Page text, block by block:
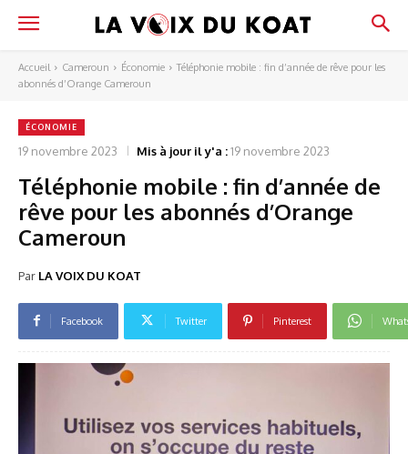
Accueil Cameroun Économie
Téléphonie mobile : fin d’année de rêve pour les
abonnés d’Orange Cameroun
ÉCONOMIE
19 novembre 2023 Mis à jour il y'a :19 novembre 2023
Téléphonie mobile : fin d’année de
rêve pour les abonnés d’Orange
Cameroun
Par LA VOIX DU KOAT
Facebook Twitter Pinterest